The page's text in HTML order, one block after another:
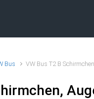
Bus VW Bus T2 B